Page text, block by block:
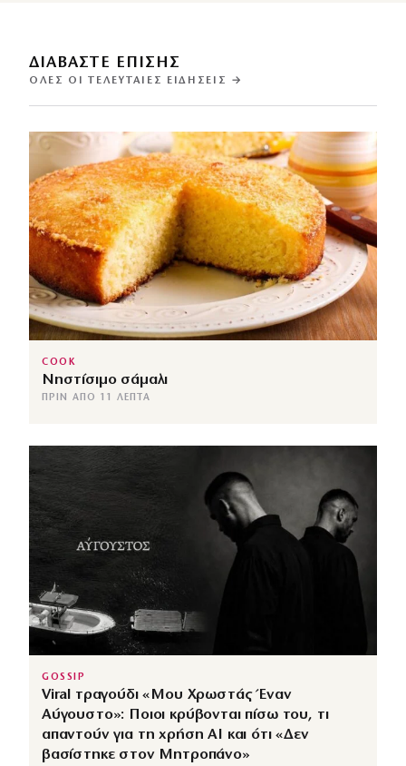
ΔΙΑΒΑΣΤΕ ΕΠΙΣΗΣ
ΌΛΕΣ ΟΙ ΤΕΛΕΥΤΑΊΕΣ ΕΙΔΉΣΕΙΣ →
COOK
Νηστίσιμο σάμαλι
ΠΡΙΝ ΑΠΌ 11 ΛΕΠΤΆ
GOSSIP
Viral τραγούδι «Μου Χρωστάς Έναν
Αύγουστο»: Ποιοι κρύβονται πίσω του, τι
απαντούν για τη χρήση AI και ότι «Δεν
βασίστηκε στον Μητροπάνο»